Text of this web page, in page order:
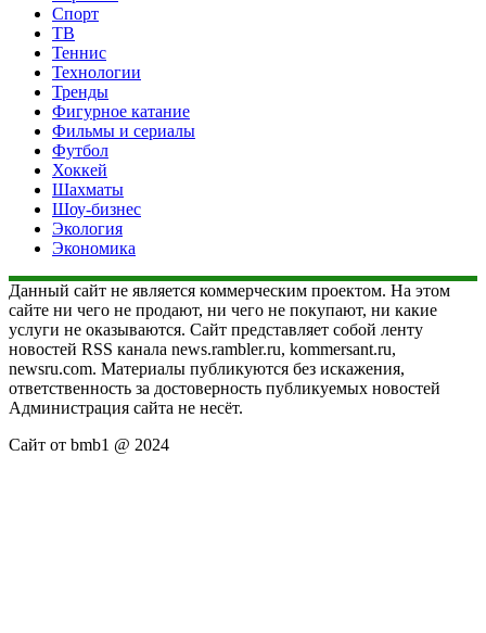
Спорт
ТВ
Теннис
Технологии
Тренды
Фигурное катание
Фильмы и сериалы
Футбол
Хоккей
Шахматы
Шоу-бизнес
Экология
Экономика
Данный сайт не является коммерческим проектом. На этом
сайте ни чего не продают, ни чего не покупают, ни какие
услуги не оказываются. Сайт представляет собой ленту
новостей RSS канала news.rambler.ru, kommersant.ru,
newsru.com. Материалы публикуются без искажения,
ответственность за достоверность публикуемых новостей
Администрация сайта не несёт.
Сайт от bmb1 @ 2024